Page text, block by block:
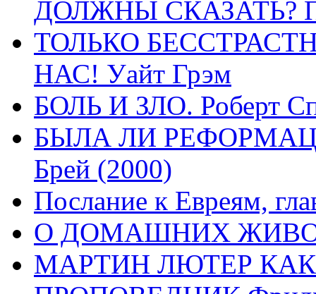
ДОЛЖНЫ СКАЗАТЬ?
ТОЛЬКО
НАС! Уайт Грэм
БОЛЬ И ЗЛО. Роберт
БЫЛА ЛИ
Брей (2000)
Послание к Евреям,
О ДОМАШНИХ
МАРТИН ЛЮТЕР